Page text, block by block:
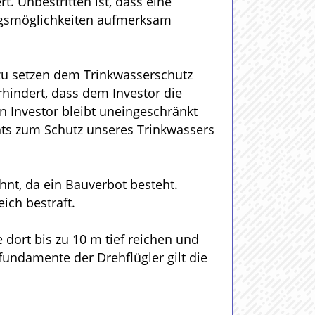
aufmerksam
setzen dem Trinkwasserschutz
dass dem Investor die
Investor bleibt uneingeschränkt
zum Schutz unseres Trinkwassers
da ein Bauverbot besteht.
bestraft.
dort bis zu 10 m tief reichen und
der Drehflügler gilt die